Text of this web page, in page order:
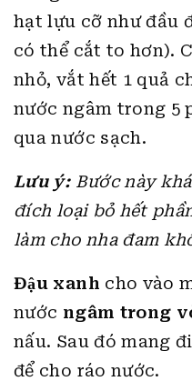
hạt lựu cỡ như đầu
có thể cắt to hơn).
nhỏ, vắt hết 1 quả
nước ngâm trong 5
qua nước sạch.
Lưu ý:Bước này
đích loại bỏ hết
làm cho nha đam
Đậu xanh cho vào
nước ngâm trong
nấu. Sau đó mang
để cho ráo nước.